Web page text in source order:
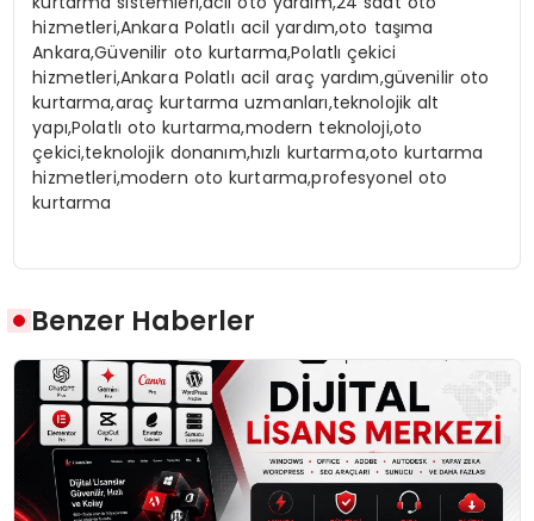
hizmetleri,Ankara Polatlı acil yardım,oto taşıma
Ankara,Güvenilir oto kurtarma,Polatlı çekici
hizmetleri,Ankara Polatlı acil araç yardım,güvenilir oto
kurtarma,araç kurtarma uzmanları,teknolojik alt
yapı,Polatlı oto kurtarma,modern teknoloji,oto
çekici,teknolojik donanım,hızlı kurtarma,oto kurtarma
hizmetleri,modern oto kurtarma,profesyonel oto
kurtarma
Benzer Haberler